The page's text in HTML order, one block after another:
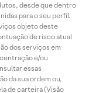
desde que dentro
para o seu perfil.
objeto deste
de risco atual
dos serviços em
e/ou
essas
da sua ordem ou,
de carteira (Visão